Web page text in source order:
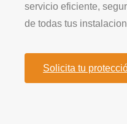
servicio eficiente,
de todas tus
Solicita tu